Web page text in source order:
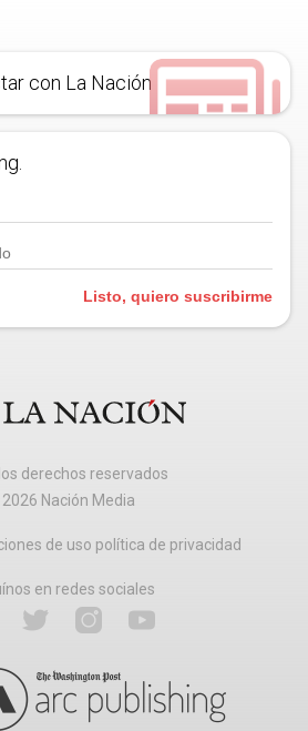
con La Nación
Listo, quiero suscribirme
derechos reservados
2026 Nación Media
de uso política de privacidad
en redes sociales